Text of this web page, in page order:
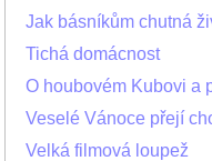
Jak básníkům chutná
Tichá domácnost
O houbovém Kubovi a
Veselé Vánoce přejí
Velká filmová loupež